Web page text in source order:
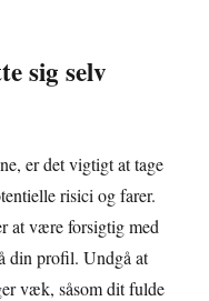
sig selv
er det vigtigt at tage
risici og farer.
at være forsigtig med
din profil. Undgå at
væk, såsom dit fulde